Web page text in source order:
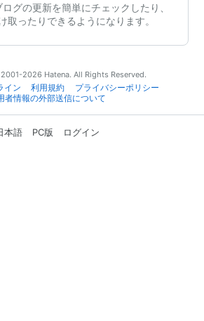
グの更新を簡単にチェックしたり、
取ったりできるようになります。
2026 Hatena. All Rights Reserved.
イン 利用規約
プライバシーポリシー
者情報の外部送信について
本語 PC版 ログイン